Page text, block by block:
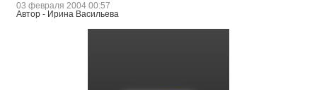
03 февраля 2004 00:57
Автор - Ирина Васильева